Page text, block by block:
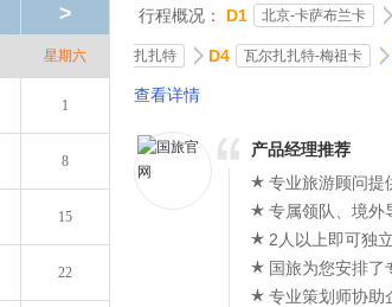
>
星期六
1
8
15
22
行程概况： D1 北京-卡萨布兰卡
扎扎特 D4 瓦尔扎扎特-梅祖卡
查看详情
产品经理推荐
专业旅游顾问提
专属领队、境外
2人以上即可独
国旅为您安排了
专业策划师协助